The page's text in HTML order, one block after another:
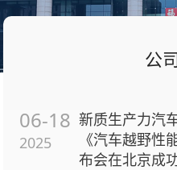
公
06-18
2025
新质生产力汽
《汽车越野性
布会在北京成